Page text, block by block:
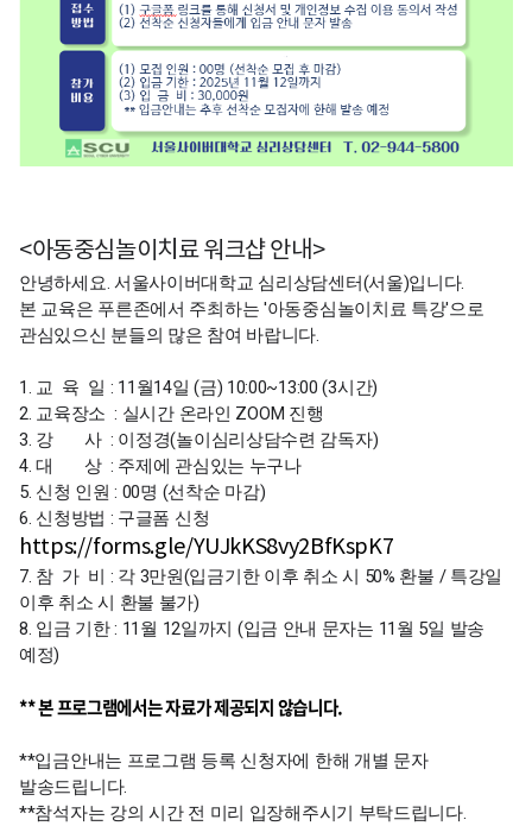
<아동중심놀이치료 워크샵 안내>
안녕하세요. 서울사이버대학교 심리상담센터(서울)입니다.
본 교육은 푸른존에서 주최하는 '아동중심놀이치료 특강'으로
관심있으신 분들의 많은 참여 바랍니다.
1. 교 육 일 : 11월14일 (금) 10:00~13:00 (3시간)
2. 교육장소 : 실시간 온라인 ZOOM 진행
3. 강 사 : 이정경(놀이심리상담수련 감독자)
4. 대 상 : 주제에 관심있는 누구나
5. 신청 인원 : 00명 (선착순 마감)
6. 신청방법 : 구글폼 신청
https://forms.gle/YUJkKS8vy2BfKspK7
7. 참 가 비 : 각 3만원(입금기한 이후 취소 시 50% 환불 / 특강일
이후 취소 시 환불 불가)
8. 입금 기한 : 11월 12일까지 (입금 안내 문자는 11월 5일 발송
예정)
** 본 프로그램에서는 자료가 제공되지 않습니다.
**입금안내는 프로그램 등록 신청자에 한해 개별 문자
발송드립니다.
**참석자는 강의 시간 전 미리 입장해주시기 부탁드립니다.